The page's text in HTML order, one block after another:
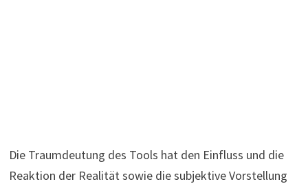
Die Traumdeutung des Tools hat den Einfluss und die
Reaktion der Realität sowie die subjektive Vorstellung